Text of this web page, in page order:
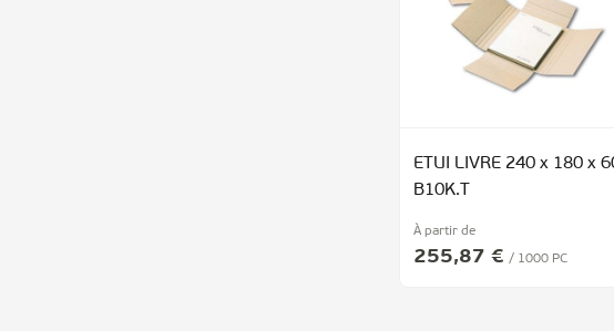
ETUI LIVRE 240 x 180 x
B10K.T
À partir de
255,87 € / 1000 PC